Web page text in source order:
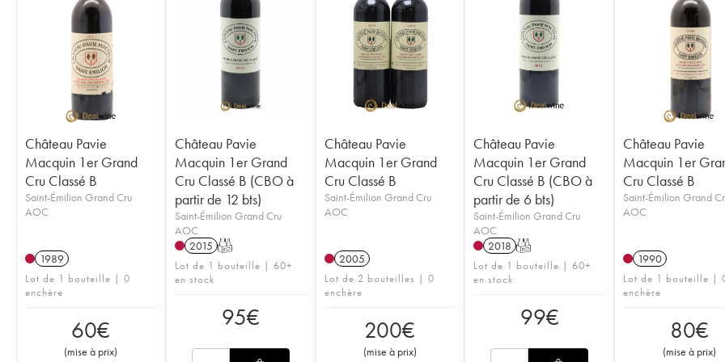
Château Pavie
Macquin 1er Grand
Cru Classé B
Saint-Émilion Grand Cru
AOC
1989
Lot de 1 bouteille | 0
enchère
60€
(mise à prix)
Château Pavie
Macquin 1er Grand
Cru Classé B (CBO à
partir de 12 bts)
Saint-Émilion Grand Cru
AOC
2015 T
Lot de 1 bouteille | 60+
en stock
95€
Château Pavie
Macquin 1er Grand
Cru Classé B
Saint-Émilion Grand Cru
AOC
2005
Lot de 2 bouteilles | 0
enchère
200€
(mise à prix)
Château Pavie
Macquin 1er Grand
Cru Classé B (CBO à
partir de 6 bts)
Saint-Émilion Grand Cru
AOC
2018 T
Lot de 1 bouteille | 60+
en stock
99€
Château Pavie
Macquin 1er
Cru Classé B
Saint-Émilion Grand
AOC
1990
Lot de 1 bouteille |
enchère
80€
(mise à prix)